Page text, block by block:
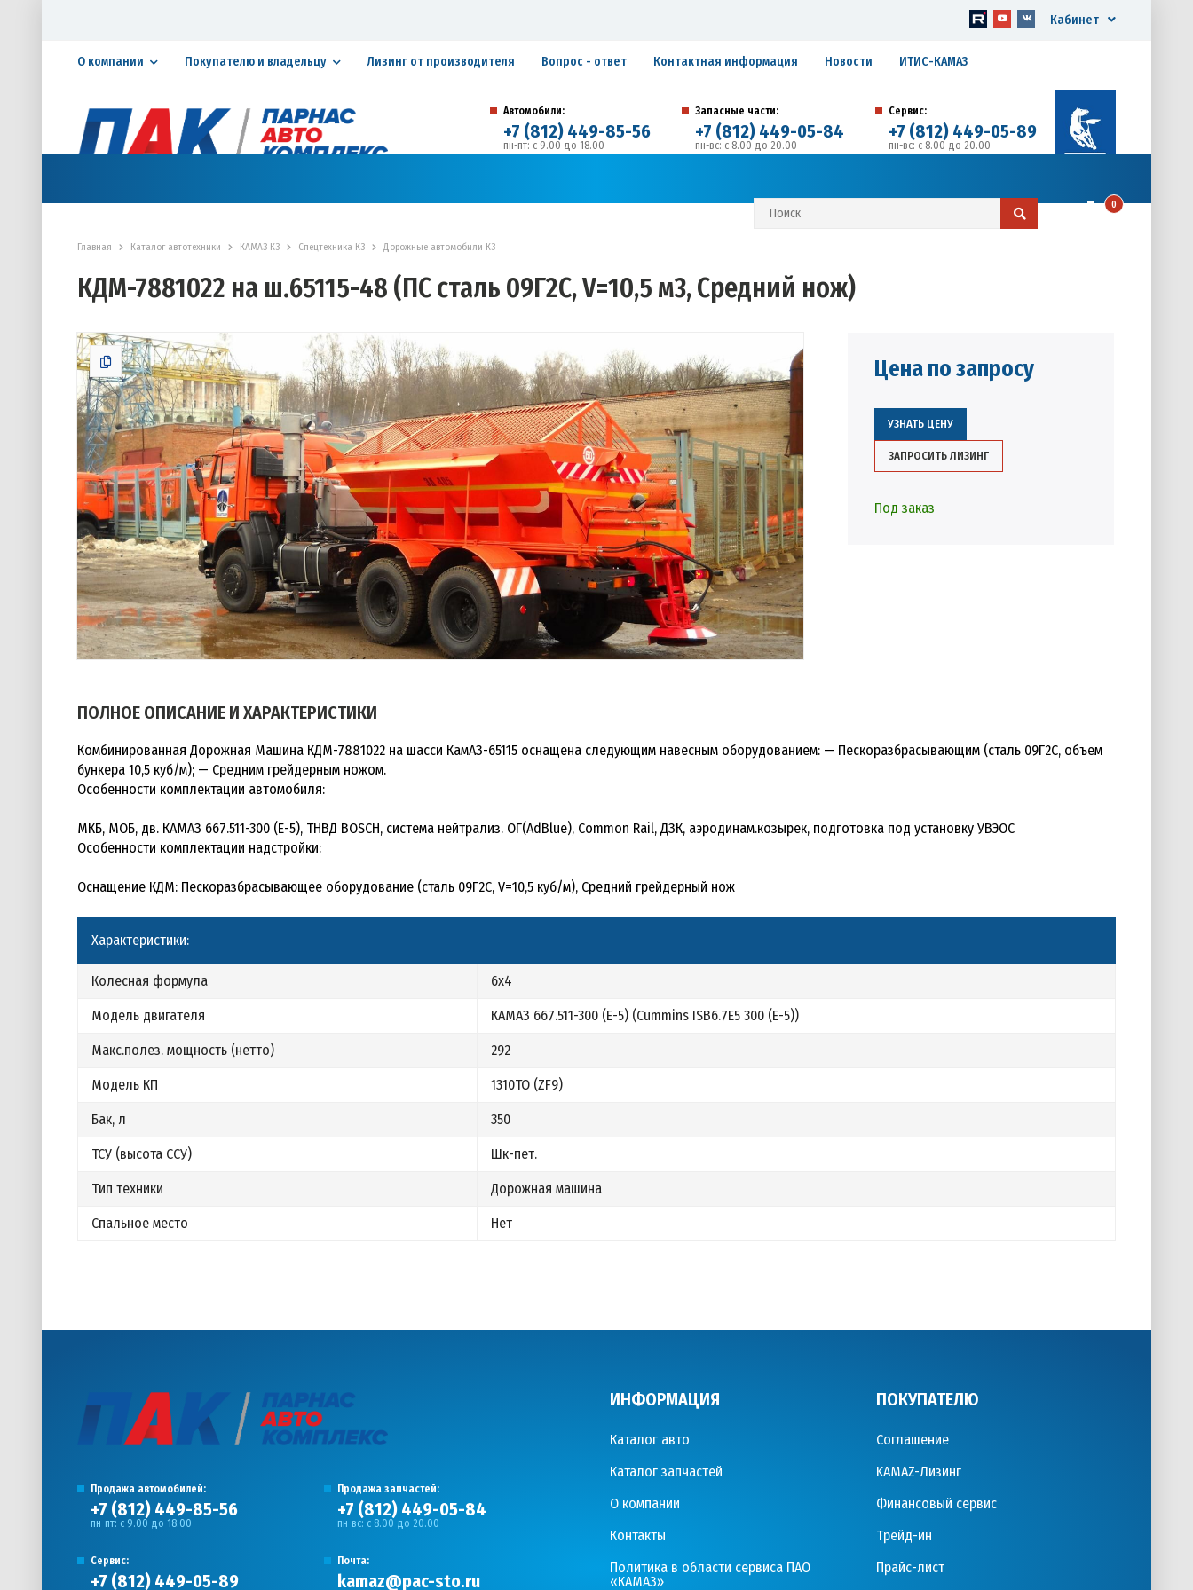
Кабинет
О компании Покупателю и владельцу Лизинг от производителя Вопрос - ответ Контактная информация Новости ИТИС-КАМАЗ
Автомобили:
+7 (812) 449-85-56
пн-пт: с 9.00 до 18.00
Запасные части:
+7 (812) 449-05-84
пн-вс: с 8.00 до 20.00
Сервис:
+7 (812) 449-05-89
пн-вс: с 8.00 до 20.00
0
Главная Каталог автотехники КАМАЗ К3 Спецтехника К3 Дорожные автомобили К3
КДМ-7881022 на ш.65115-48 (ПС сталь 09Г2С, V=10,5 м3, Средний нож)
Цена по запросу
УЗНАТЬ ЦЕНУ
ЗАПРОСИТЬ ЛИЗИНГ
Под заказ
ПОЛНОЕ ОПИСАНИЕ И ХАРАКТЕРИСТИКИ
Комбинированная Дорожная Машина КДМ-7881022 на шасси КамАЗ-65115 оснащена следующим навесным оборудованием: — Пескоразбрасывающим (сталь 09Г2С, объем
бункера 10,5 куб/м); — Средним грейдерным ножом.
Особенности комплектации автомобиля:
МКБ, МОБ, дв. КАМАЗ 667.511-300 (Е-5), ТНВД BOSCH, система нейтрализ. ОГ(AdBlue), Common Rail, ДЗК, аэродинам.козырек, подготовка под установку УВЭОС
Особенности комплектации надстройки:
Оснащение КДМ: Пескоразбрасывающее оборудование (сталь 09Г2С, V=10,5 куб/м), Средний грейдерный нож
Характеристики:
Колесная формула 6х4
Модель двигателя КАМАЗ 667.511-300 (Е-5) (Cummins ISB6.7E5 300 (Е-5))
Макс.полез. мощность (нетто) 292
Модель КП 1310ТО (ZF9)
Бак, л 350
ТСУ (высота ССУ) Шк-пет.
Тип техники Дорожная машина
Спальное место Нет
Продажа автомобилей:
+7 (812) 449-85-56
пн-пт: с 9.00 до 18.00
Продажа запчастей:
+7 (812) 449-05-84
пн-вс: с 8.00 до 20.00
Сервис:
+7 (812) 449-05-89
Почта:
kamaz@pac-sto.ru
ИНФОРМАЦИЯ
Каталог авто
Каталог запчастей
О компании
Контакты
Политика в области сервиса ПАО
«КАМАЗ»
ПОКУПАТЕЛЮ
Соглашение
KAMAZ-Лизинг
Финансовый сервис
Трейд-ин
Прайс-лист